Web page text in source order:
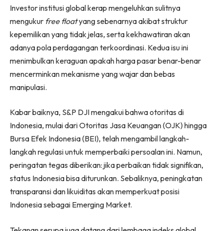
Investor institusi global kerap mengeluhkan sulitnya
mengukur free floatyang sebenarnya akibat struktur
kepemilikan yang tidak jelas, serta kekhawatiran akan
adanya pola perdagangan terkoordinasi. Kedua isu ini
menimbulkan keraguan apakah harga pasar benar-benar
mencerminkan mekanisme yang wajar dan bebas
manipulasi.
Kabar baiknya, S&P DJI mengakui bahwa otoritas di
Indonesia, mulai dari Otoritas Jasa Keuangan (OJK) hingga
Bursa Efek Indonesia (BEI), telah mengambil langkah-
langkah regulasi untuk memperbaiki persoalan ini. Namun,
peringatan tegas diberikan: jika perbaikan tidak signifikan,
status Indonesia bisa diturunkan. Sebaliknya, peningkatan
transparansi dan likuiditas akan memperkuat posisi
Indonesia sebagai Emerging Market.